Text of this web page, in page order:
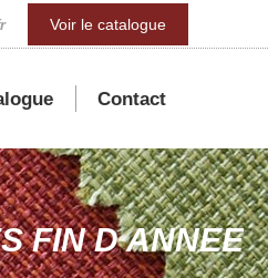
Voir le catalogue
Contact
FIN D ANNEE